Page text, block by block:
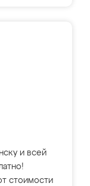
и всей
стоимости